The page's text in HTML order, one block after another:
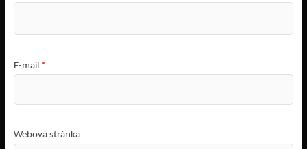
E-mail *
Webová stránka